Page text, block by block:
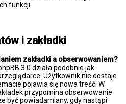
funkcji.
i zakładki
zakładki a obserwowaniem?
3.0 działa podobnie jak
Użytkownik nie dostaje
pojawia się nowa treść. W
przypomina obserwowanie
być powiadamiany, gdy nastąpi